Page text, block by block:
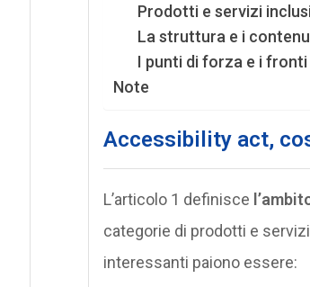
Prodotti e servizi
La struttura e i
I punti di forza e i
Note
Accessibility act,
L’articolo 1 definisce
categorie di prodotti e
interessanti paiono essere: